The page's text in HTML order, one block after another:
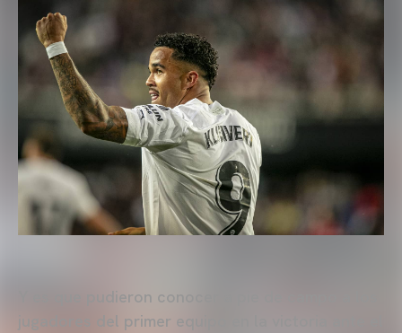
Y es que pudieron conocer a pie de campo a los
jugadores del primer equipo en la victoria ante el